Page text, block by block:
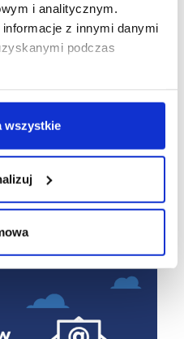
i analitycznym.
z innymi danymi
podczas
wszystkie
A